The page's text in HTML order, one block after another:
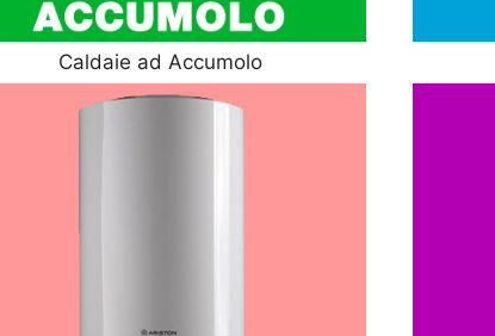
Caldaie ad Accumolo